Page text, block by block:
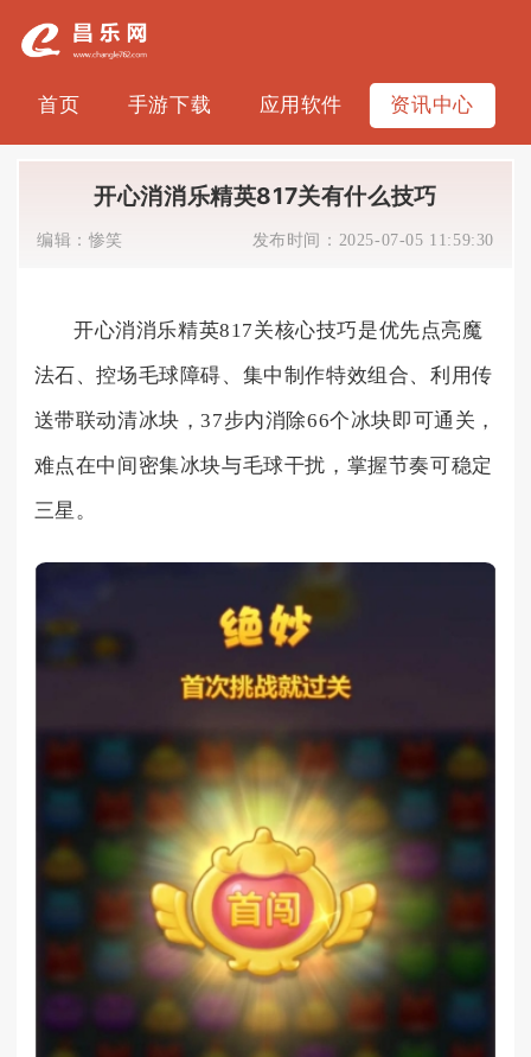
首页 手游下载 应用软件 资讯中心
开心消消乐精英817关有什么技巧
编辑： 惨笑 发布时间： 2025-07-05 11:59:30
开心消消乐精英817关核心技巧是优先点亮魔
法石、控场毛球障碍、集中制作特效组合、利用传
送带联动清冰块，37步内消除66个冰块即可通关，
难点在中间密集冰块与毛球干扰，掌握节奏可稳定
三星。